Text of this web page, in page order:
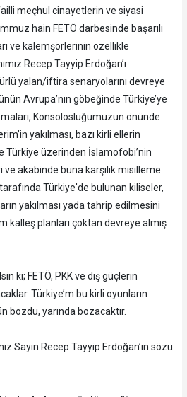
meçhul cinayetlerin ve siyasi
hain FETÖ darbesinde başarılı
ve kalemşörlerinin özellikle
Recep Tayyip Erdoğan’ı
yalan/iftira senaryolarını devreye
Avrupa’nın göbeğinde Türkiye’ye
Konsolosluğumuzun önünde
yakılması, bazı kirli ellerin
Türkiye üzerinden İslamofobi’nin
akabinde buna karşılık misilleme
Türkiye'de bulunan kiliseler,
yakılması yada tahrip edilmesini
kalleş planları çoktan devreye almış
ki; FETÖ, PKK ve dış güçlerin
Türkiye’m bu kirli oyunların
bozdu, yarında bozacaktır.
Sayın Recep Tayyip Erdoğan’ın sözü